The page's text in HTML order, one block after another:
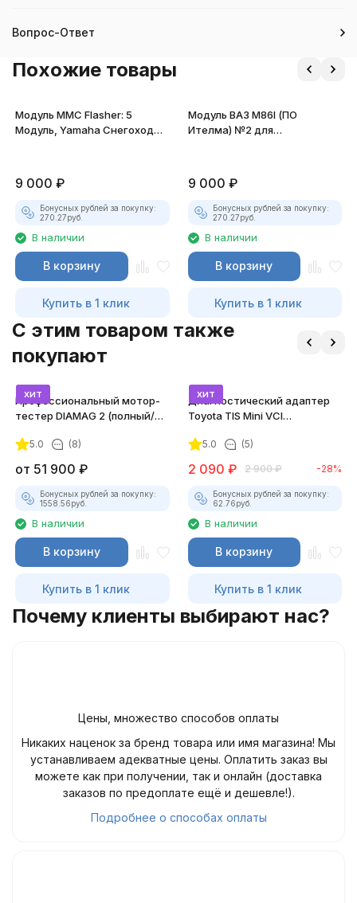
Вопрос-Ответ
Похожие товары
Модуль MMC Flasher: 5
Модуль, Yamaha Снегоходы
9 000 ₽
Бонусных рублей за покупку:
270.27руб.
В наличии
В корзину
Купить в 1 клик
Модуль ВАЗ М86I (ПО
Ителма) №2 для
9 000 ₽
Бонусных рублей за покупку:
270.27руб.
В наличии
В корзину
Купить в 1 клик
C этим товаром также
покупают
хит
Профессиональный мотор-
тестер DIAMAG 2 (полный/
5.0 (8)
от 51 900 ₽
Бонусных рублей за покупку:
1558.56руб.
В наличии
В корзину
Купить в 1 клик
хит
Диагностический адаптер
Toyota TIS Mini VCI
5.0 (5)
2 090 ₽ 2 900 ₽ -28%
Бонусных рублей за покупку:
62.76руб.
В наличии
В корзину
Купить в 1 клик
Почему клиенты выбирают нас?
Цены, множество способов оплаты
Никаких наценок за бренд товара или имя магазина! Мы
устанавливаем адекватные цены. Оплатить заказ вы
можете как при получении, так и онлайн (доставка
заказов по предоплате ещё и дешевле!).
Подробнее о способах оплаты